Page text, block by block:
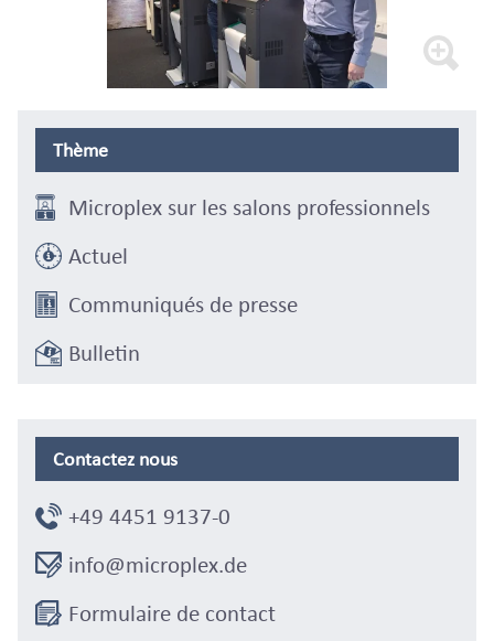
Thème
Microplex sur les salons professionnels
Actuel
Communiqués de presse
Bulletin
Contactez nous
+49 4451 9137-0
info@microplex.de
Formulaire de contact